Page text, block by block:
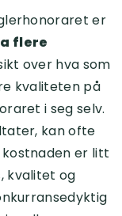
er
flere
over hva som
kvaliteten på
i seg selv.
kan ofte
er litt
kvalitet og